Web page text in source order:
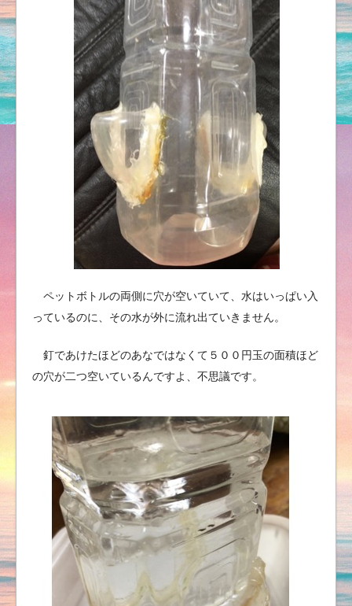
ペットボトルの両側に穴が空いていて、水はいっぱい入
っているのに、その水が外に流れ出ていきません。
釘であけたほどのあなではなくて５００円玉の面積ほど
の穴が二つ空いているんですよ、不思議です。